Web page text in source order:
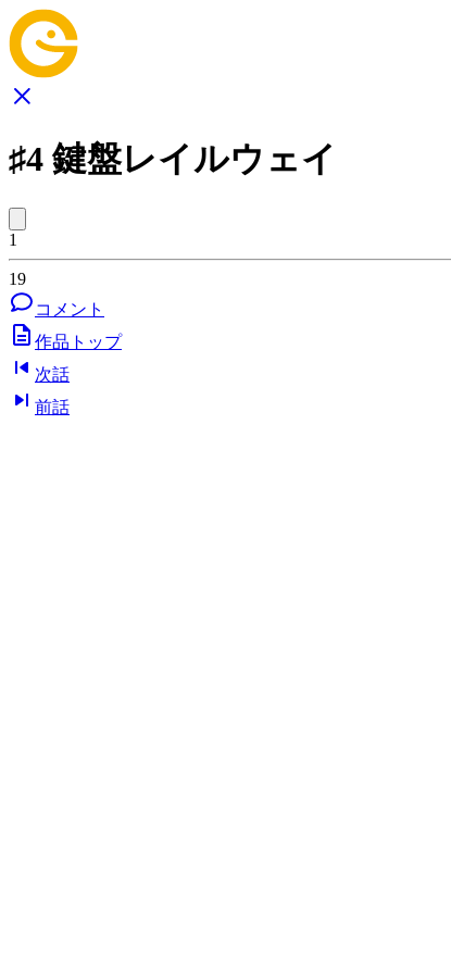
♯4 鍵盤レイルウェイ
1
19
コメント
作品トップ
次話
前話